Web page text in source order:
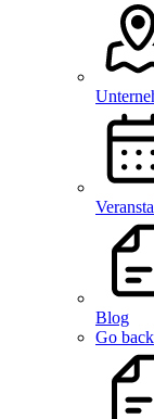
Blog
Go back